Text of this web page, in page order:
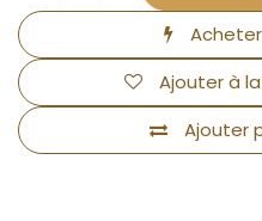
Ajouter
Ajouter à